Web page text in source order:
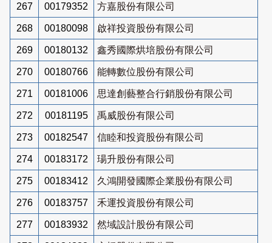
267 00179352 方嘉股份有限公司
268 00180098 啟祥投資股份有限公司
269 00180132 鑫秀國際烘培股份有限公司
270 00180766 能轉數位股份有限公司
271 00181006 思達創藝整合行銷股份有限公司
272 00181195 禹威股份有限公司
273 00182547 信睦和投資股份有限公司
274 00183172 瑒升股份有限公司
275 00183412 久鴻開發國際企業股份有限公司
276 00183757 禾運投資股份有限公司
277 00183932 然域設計股份有限公司